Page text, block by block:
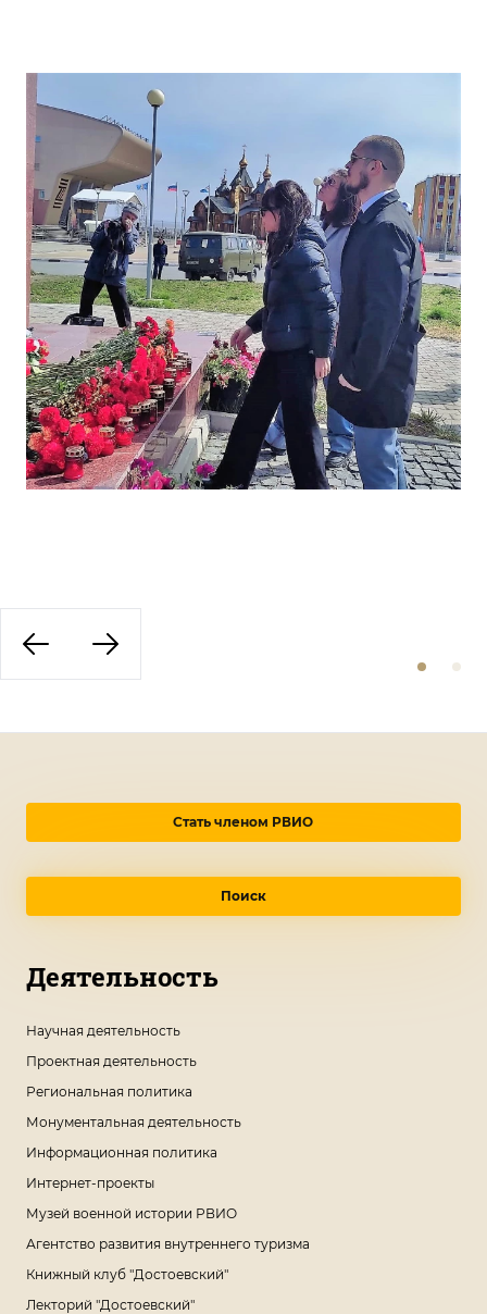
Стать членом РВИО
Поиск
Деятельность
Научная деятельность
Проектная деятельность
Региональная политика
Монументальная деятельность
Информационная политика
Интернет-проекты
Музей военной истории РВИО
Агентство развития внутреннего туризма
Книжный клуб "Достоевский"
Лекторий "Достоевский"